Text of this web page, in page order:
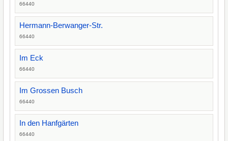
66440
Hermann-Berwanger-Str.
66440
Im Eck
66440
Im Grossen Busch
66440
In den Hanfgärten
66440